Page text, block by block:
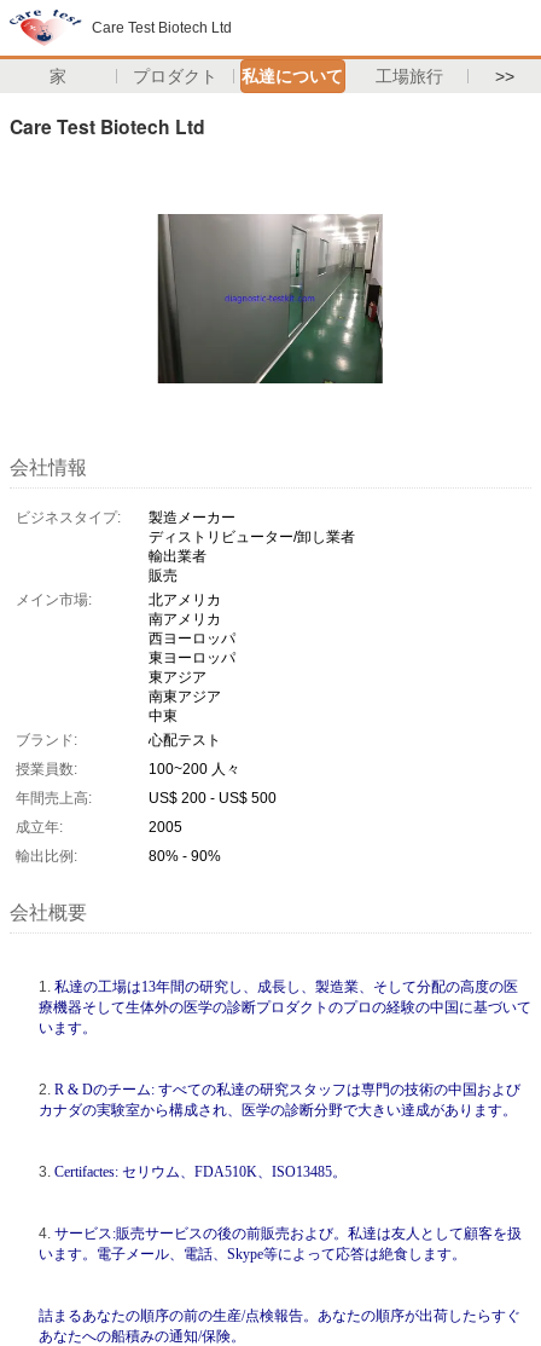
Care Test Biotech Ltd
家 プロダクト 私達について 工場旅行 >>
Care Test Biotech Ltd
会社情報
ビジネスタイプ:
製造メーカー
ディストリビューター/卸し業者
輸出業者
販売
メイン市場:
北アメリカ
南アメリカ
西ヨーロッパ
東ヨーロッパ
東アジア
南東アジア
中東
ブランド:
心配テスト
授業員数:
100~200 人々
年間売上高:
US$ 200 - US$ 500
成立年:
2005
輸出比例:
80% - 90%
会社概要
1. 私達の工場は13年間の研究し、成長し、製造業、そして分配の高度の医
療機器そして生体外の医学の診断プロダクトのプロの経験の中国に基づいて
います。
2. R & Dのチーム: すべての私達の研究スタッフは専門の技術の中国および
カナダの実験室から構成され、医学の診断分野で大きい達成があります。
3. Certifactes: セリウム、FDA510K、ISO13485。
4. サービス:販売サービスの後の前販売および。私達は友人として顧客を扱
います。電子メール、電話、Skype等によって応答は絶食します。
詰まるあなたの順序の前の生産/点検報告。あなたの順序が出荷したらすぐ
あなたへの船積みの通知/保険。